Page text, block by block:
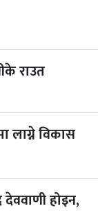
राउत
लाग्ने विकास
देववाणी होइन,